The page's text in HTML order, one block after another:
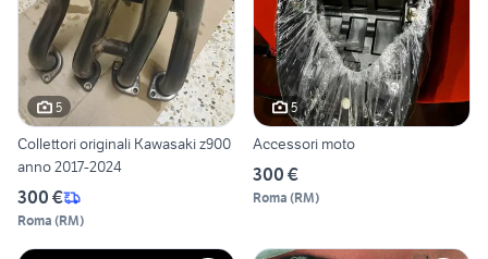
5
Collettori originali Kawasaki z900
anno 2017-2024
300 €
Roma (RM)
5
Accessori moto
300 €
Roma (RM)